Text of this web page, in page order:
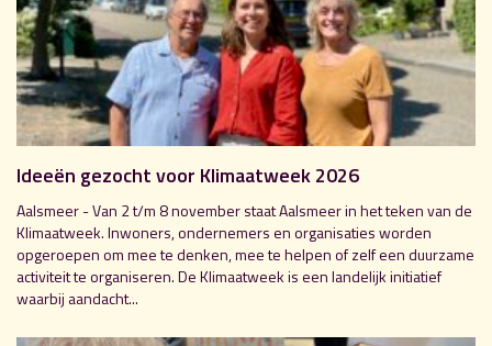
Ideeën gezocht voor Klimaatweek 2026
Aalsmeer - Van 2 t/m 8 november staat Aalsmeer in het teken van de
Klimaatweek. Inwoners, ondernemers en organisaties worden
opgeroepen om mee te denken, mee te helpen of zelf een duurzame
activiteit te organiseren. De Klimaatweek is een landelijk initiatief
waarbij aandacht...